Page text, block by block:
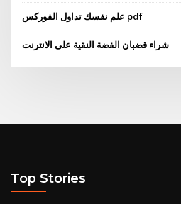
علم نفسك تداول الفوركس pdf
شراء قضبان الفضة النقية على الانترنت
Top Stories